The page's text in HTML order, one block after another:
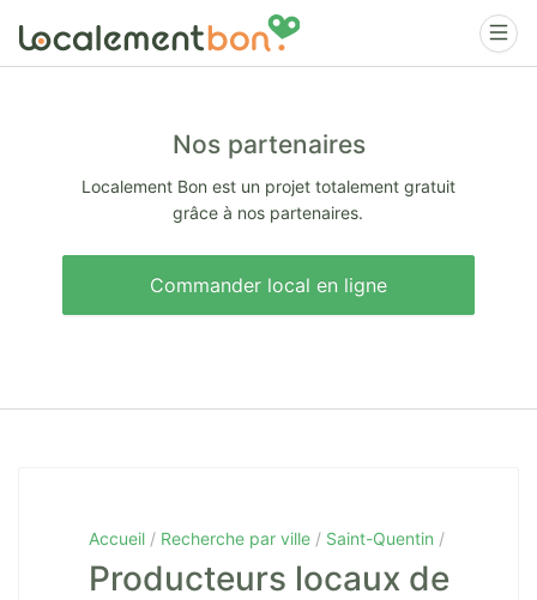
Nos partenaires
Localement Bon est un projet totalement gratuit
grâce à nos partenaires.
Commander local en ligne
Accueil Recherche par ville Saint-Quentin
Producteurs locaux de